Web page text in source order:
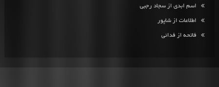
اسم ابدی از سجاد رجبی
اطلاعات از شاپور
فاتحه از فدائی